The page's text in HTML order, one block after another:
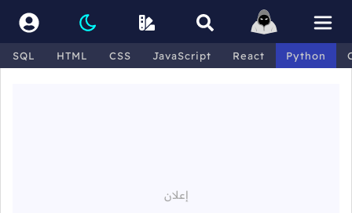
SQL HTML CSS JavaScript React Python